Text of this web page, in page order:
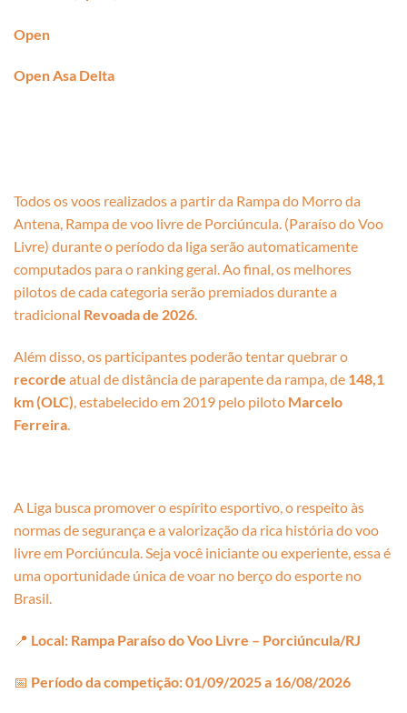
Open
Open Asa Delta
Todos os voos realizados a partir da Rampa do Morro da
Antena, Rampa de voo livre de Porciúncula. (Paraíso do Voo
Livre) durante o período da liga serão automaticamente
computados para o ranking geral. Ao final, os melhores
pilotos de cada categoria serão premiados durante a
tradicional Revoada de 2026
Além disso, os participantes poderão tentar quebrar o
recorde atual de distância de parapente da rampa, de 148,1
km (OLC) , estabelecido em 2019 pelo piloto Marcelo
Ferreira
A Liga busca promover o espírito esportivo, o respeito às
normas de segurança e a valorização da rica história do voo
livre em Porciúncula. Seja você iniciante ou experiente, essa é
uma oportunidade única de voar no berço do esporte no
Brasil.
📍 Local: Rampa Paraíso do Voo Livre – Porciúncula/RJ
📅 Período da competição: 01/09/2025 a 16/08/2026